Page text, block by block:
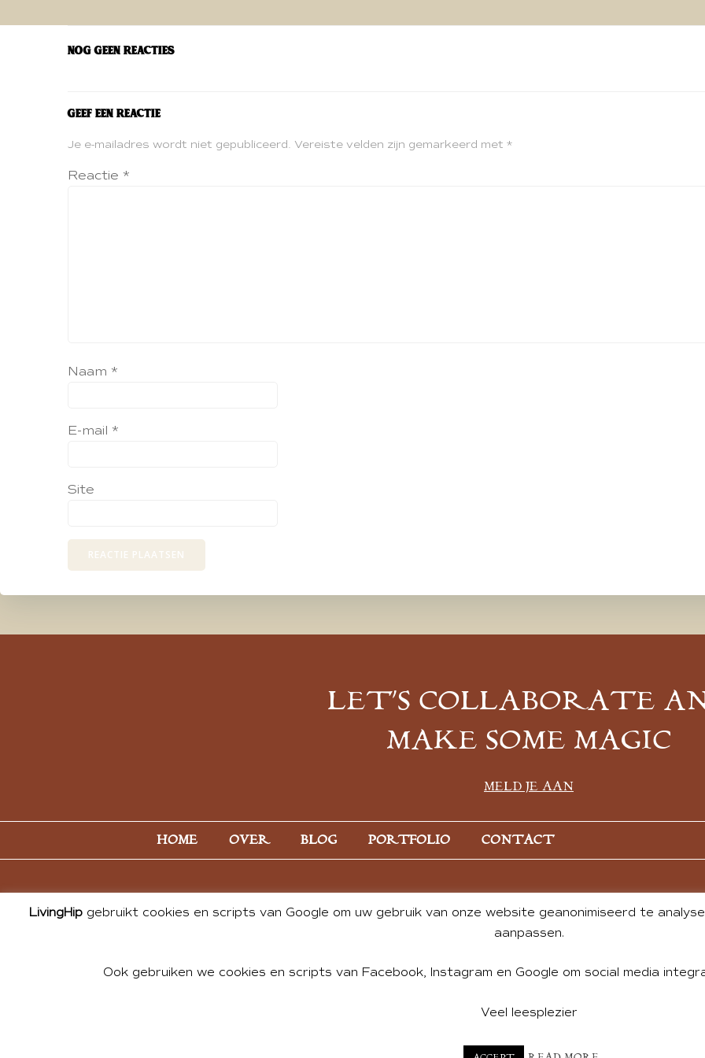
navigatie
Nog geen reacties
Geef een reactie
Je e-mailadres wordt niet gepubliceerd. Vereiste velden zijn gemarkeerd met *
Reactie *
Naam *
E-mail *
Site
LET’S COLLABORATE
MAKE SOME MAGIC
MELD JE AAN
HOME OVER BLOG PORTFOLIO CONTACT
© 2026 ALL PHOTOS & CONTENT BY ANDREA DE GROOT. WEBSITE DESIGN BY
LivingHip gebruikt cookies en scripts van Google om uw gebruik van onze website geanonimiseerd te
aanpassen.
Ook gebruiken we cookies en scripts van Facebook, Instagram en Google om social media
Veel leesplezier